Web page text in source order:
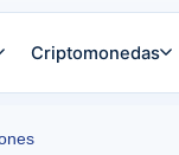
Criptomonedas